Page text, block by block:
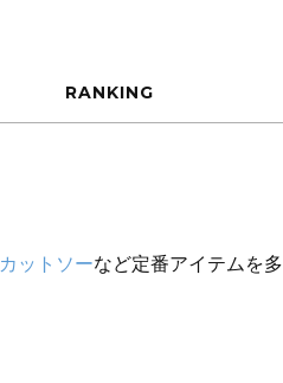
RANKING
カットソーなど定番アイテムを多